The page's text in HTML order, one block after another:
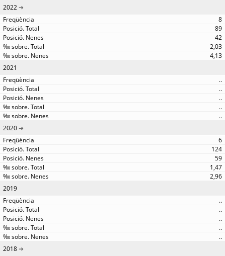
2022
8
89
42
2,03
4,13
2021
..
..
..
..
..
2020
6
124
59
1,47
2,96
2019
..
..
..
..
..
2018